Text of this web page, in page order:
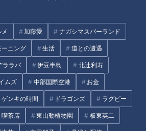
加藤愛 ナガシマスパーランド
ーニング 生活 道との遭遇
ララバ 伊豆半島 北辻利寿
ムズ 中部国際空港 お金
ゲンキの時間 ドラゴンズ ラグビー
喫茶店 東山動植物園 板東英二
ドルーム両方のテントが使える豪華な
ラ』(定員4名 税別28,000円～)も登場